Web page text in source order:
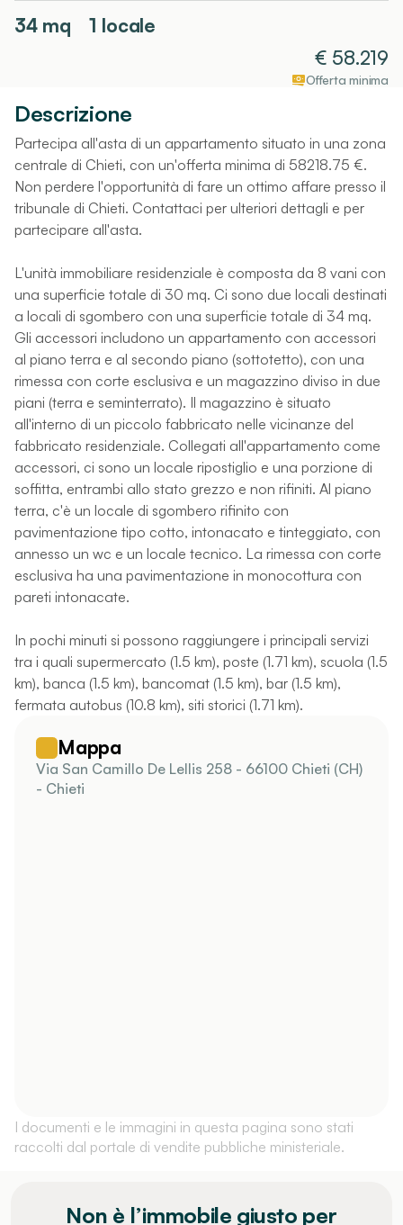
34mq
1 locale
€ 58.219
Offerta minima
Descrizione
Partecipa all'asta di un appartamento situato in una zona
centrale di Chieti, con un'offerta minima di 58218.75 €.
Non perdere l'opportunità di fare un ottimo affare presso il
tribunale di Chieti. Contattaci per ulteriori dettagli e per
partecipare all'asta.
L'unità immobiliare residenziale è composta da 8 vani con
una superficie totale di 30 mq. Ci sono due locali destinati
a locali di sgombero con una superficie totale di 34 mq.
Gli accessori includono un appartamento con accessori
al piano terra e al secondo piano (sottotetto), con una
rimessa con corte esclusiva e un magazzino diviso in due
piani (terra e seminterrato). Il magazzino è situato
all'interno di un piccolo fabbricato nelle vicinanze del
fabbricato residenziale. Collegati all'appartamento come
accessori, ci sono un locale ripostiglio e una porzione di
soffitta, entrambi allo stato grezzo e non rifiniti. Al piano
terra, c'è un locale di sgombero rifinito con
pavimentazione tipo cotto, intonacato e tinteggiato, con
annesso un wc e un locale tecnico. La rimessa con corte
esclusiva ha una pavimentazione in monocottura con
pareti intonacate.
In pochi minuti si possono raggiungere i principali servizi
tra i quali supermercato (1.5 km), poste (1.71 km), scuola (1.5
km), banca (1.5 km), bancomat (1.5 km), bar (1.5 km),
fermata autobus (10.8 km), siti storici (1.71 km).
Mappa
Via San Camillo De Lellis 258 - 66100 Chieti (CH)
- Chieti
I documenti e le immagini in questa pagina sono stati
raccolti dal portale di vendite pubbliche ministeriale.
Non è l’immobile giusto per